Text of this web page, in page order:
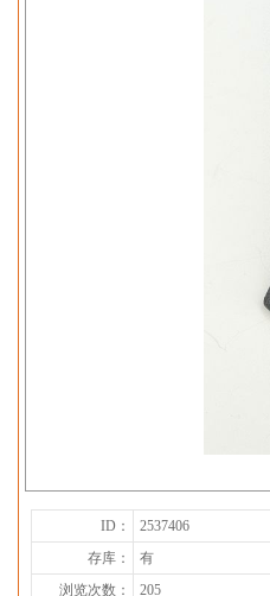
ID： 2537406
存库：
有
浏览次数：
205